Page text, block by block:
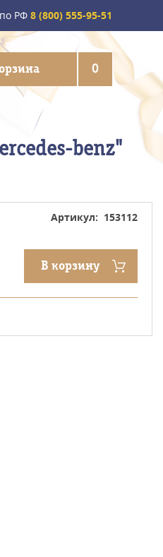
РФ 8 (800) 555-95-51
0
benz"
Артикул: 153112
В корзину